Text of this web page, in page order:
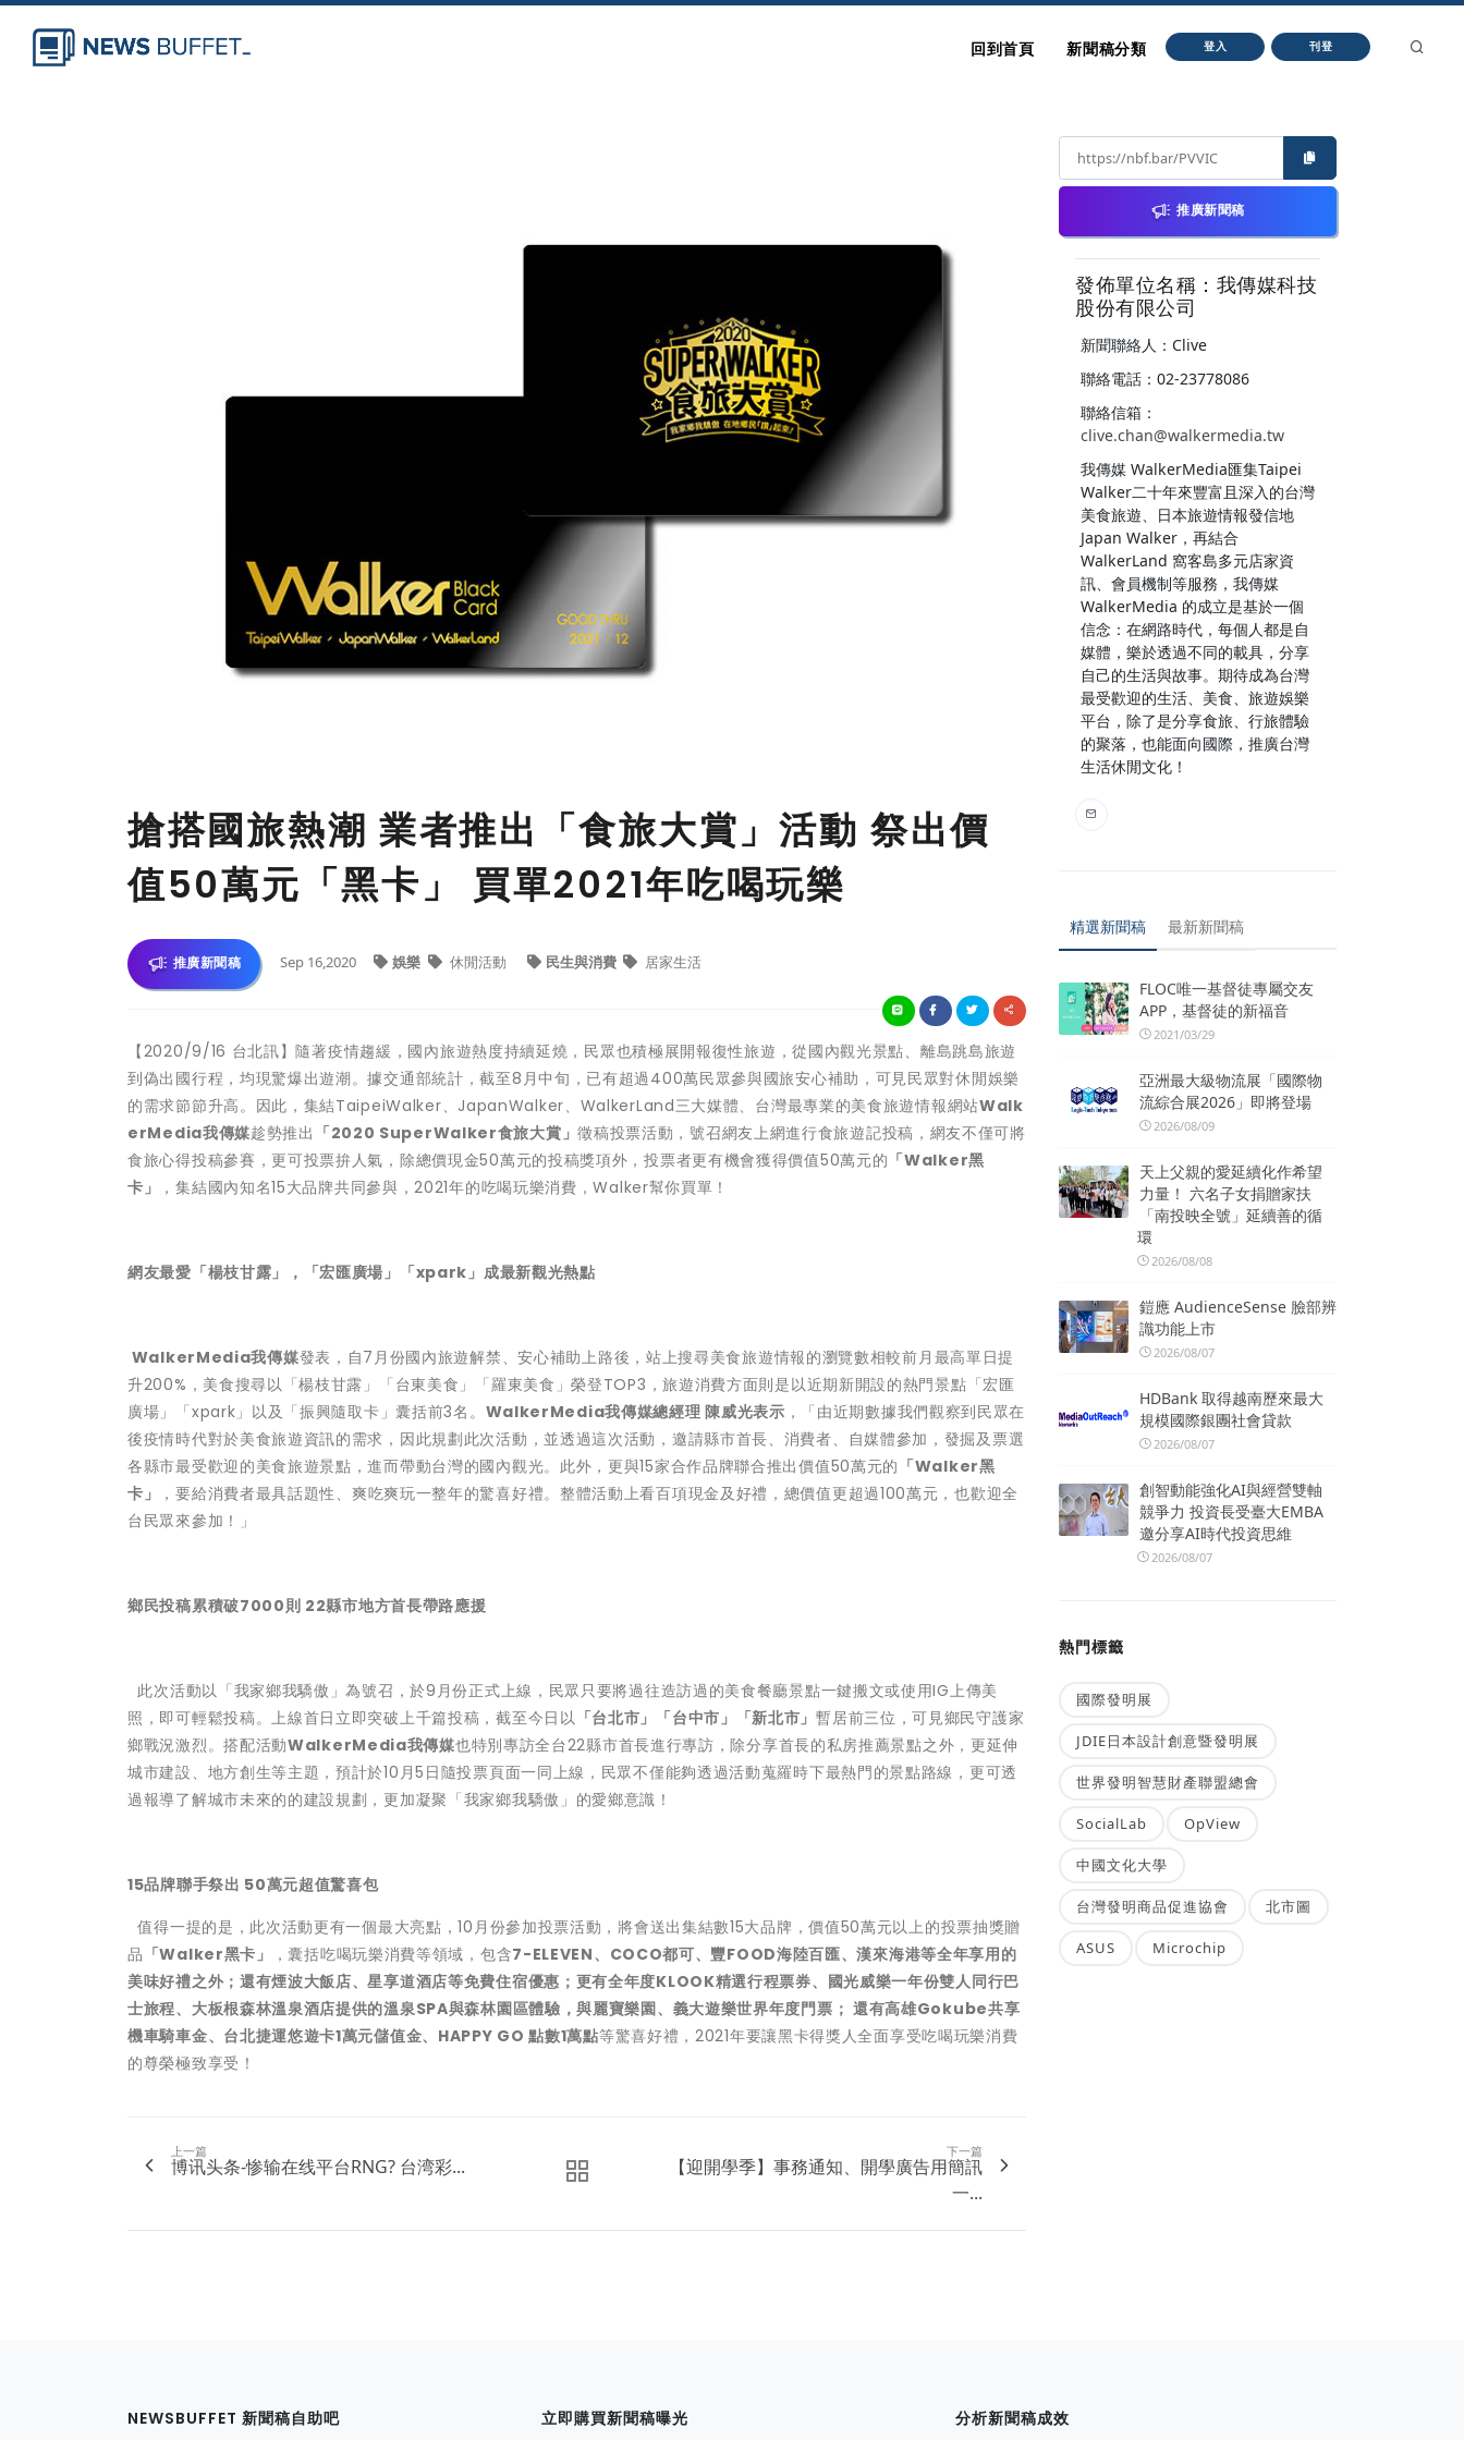
回到首頁 新聞稿分類 登入 刊登
搶搭國旅熱潮 業者推出「食旅大賞」活動 祭出價
值50萬元「黑卡」 買單2021年吃喝玩樂
推廣新聞稿 Sep 16,2020 娛樂 休閒活動 民生與消費 居家生活
【2020/9/16 台北訊】隨著疫情趨緩，國內旅遊熱度持續延燒，民眾也積極展開報復性旅遊，從國內觀光景點、離島跳島旅遊
到偽出國行程，均現驚爆出遊潮。據交通部統計，截至8月中旬，已有超過400萬民眾參與國旅安心補助，可見民眾對休閒娛樂
的需求節節升高。因此，集結TaipeiWalker、JapanWalker、WalkerLand三大媒體、台灣最專業的美食旅遊情報網站Walk
erMedia我傳媒趁勢推出 「2020 SuperWalker食旅大賞」徵稿投票活動，號召網友上網進行食旅遊記投稿，網友不僅可將
食旅心得投稿參賽，更可投票拚人氣，除總價現金50萬元的投稿獎項外，投票者更有機會獲得價值50萬元的 「Walker黑
卡」
，集結國內知名15大品牌共同參與，2021年的吃喝玩樂消費，Walker幫你買單！
網友最愛「楊枝甘露」，「宏匯廣場」「xpark」成最新觀光熱點
WalkerMedia我傳媒發表，自7月份國內旅遊解禁、安心補助上路後，站上搜尋美食旅遊情報的瀏覽數相較前月最高單日提
升200%，美食搜尋以「楊枝甘露」「台東美食」「羅東美食」榮登TOP3，旅遊消費方面則是以近期新開設的熱門景點「宏匯
廣場」「xpark」以及「振興隨取卡」囊括前3名。 WalkerMedia我傳媒總經理 陳威光表示 ，「由近期數據我們觀察到民眾在
後疫情時代對於美食旅遊資訊的需求，因此規劃此次活動，並透過這次活動，邀請縣市首長、消費者、自媒體參加，發掘及票選
各縣市最受歡迎的美食旅遊景點，進而帶動台灣的國內觀光。此外，更與15家合作品牌聯合推出價值50萬元的 「Walker黑
卡」
，要給消費者最具話題性、爽吃爽玩一整年的驚喜好禮。整體活動上看百項現金及好禮，總價值更超過100萬元，也歡迎全
台民眾來參加！」
鄉民投稿累積破7000則 22縣市地方首長帶路應援
此次活動以「我家鄉我驕傲」為號召，於9月份正式上線，民眾只要將過往造訪過的美食餐廳景點一鍵搬文或使用IG上傳美
照，即可輕鬆投稿。上線首日立即突破上千篇投稿，截至今日以 「台北市」「台中市」「新北市」暫居前三位，可見鄉民守護家
鄉戰況激烈。搭配活動WalkerMedia我傳媒也特別專訪全台22縣市首長進行專訪，除分享首長的私房推薦景點之外，更延伸
城市建設、地方創生等主題，預計於10月5日隨投票頁面一同上線，民眾不僅能夠透過活動蒐羅時下最熱門的景點路線，更可透
過報導了解城市未來的的建設規劃，更加凝聚「我家鄉我驕傲」的愛鄉意識！
15品牌聯手祭出 50萬元超值驚喜包
值得一提的是，此次活動更有一個最大亮點，10月份參加投票活動，將會送出集結數15大品牌，價值50萬元以上的投票抽獎贈
品 「Walker黑卡」 ，囊括吃喝玩樂消費等領域，包含7-ELEVEN、COCO都可、豐FOOD海陸百匯、漢來海港等全年享用的
美味好禮之外；還有煙波大飯店、星享道酒店等免費住宿優惠；更有全年度KLOOK精選行程票券、國光威樂一年份雙人同行巴
士旅程、大板根森林溫泉酒店提供的溫泉SPA與森林園區體驗，與麗寶樂園、義大遊樂世界年度門票； 還有高雄Gokube共享
機車騎車金、台北捷運悠遊卡1萬元儲值金、HAPPY GO 點數1萬點等驚喜好禮，2021年要讓黑卡得獎人全面享受吃喝玩樂消費
的尊榮極致享受！
上一篇
博讯头条-惨输在线平台RNG? 台湾彩...
下一篇
【迎開學季】事務通知、開學廣告用簡訊
一...
推廣新聞稿
發佈單位名稱：我傳媒科技
股份有限公司
新聞聯絡人：Clive
聯絡電話：02-23778086
聯絡信箱：
clive.chan@walkermedia.tw
我傳媒 WalkerMedia匯集Taipei
Walker二十年來豐富且深入的台灣
美食旅遊、日本旅遊情報發信地
Japan Walker，再結合
WalkerLand 窩客島多元店家資
訊、會員機制等服務，我傳媒
WalkerMedia 的成立是基於一個
信念：在網路時代，每個人都是自
媒體，樂於透過不同的載具，分享
自己的生活與故事。期待成為台灣
最受歡迎的生活、美食、旅遊娛樂
平台，除了是分享食旅、行旅體驗
的聚落，也能面向國際，推廣台灣
生活休閒文化！
精選新聞稿 最新新聞稿
FLOC唯一基督徒專屬交友
APP，基督徒的新福音
2021/03/29
亞洲最大級物流展「國際物
流綜合展2026」即將登場
2026/08/09
天上父親的愛延續化作希望
力量！ 六名子女捐贈家扶
「南投映全號」延續善的循
環
2026/08/08
鎧應 AudienceSense 臉部辨
識功能上市
2026/08/07
HDBank 取得越南歷來最大
規模國際銀團社會貸款
2026/08/07
創智動能強化AI與經營雙軸
競爭力 投資長受臺大EMBA
邀分享AI時代投資思維
2026/08/07
熱門標籤
國際發明展
JDIE日本設計創意暨發明展
世界發明智慧財產聯盟總會
SocialLab OpView
中國文化大學
台灣發明商品促進協會 北市圖
ASUS Microchip
NEWSBUFFET 新聞稿自助吧 立即購買新聞稿曝光 分析新聞稿成效